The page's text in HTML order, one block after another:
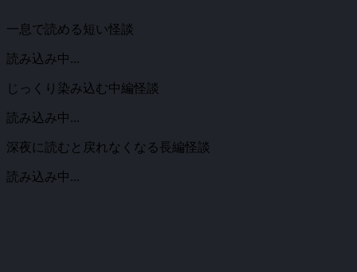
一息で読める短い怪談
読み込み中...
じっくり染み込む中編怪談
読み込み中...
深夜に読むと戻れなくなる長編怪談
読み込み中...